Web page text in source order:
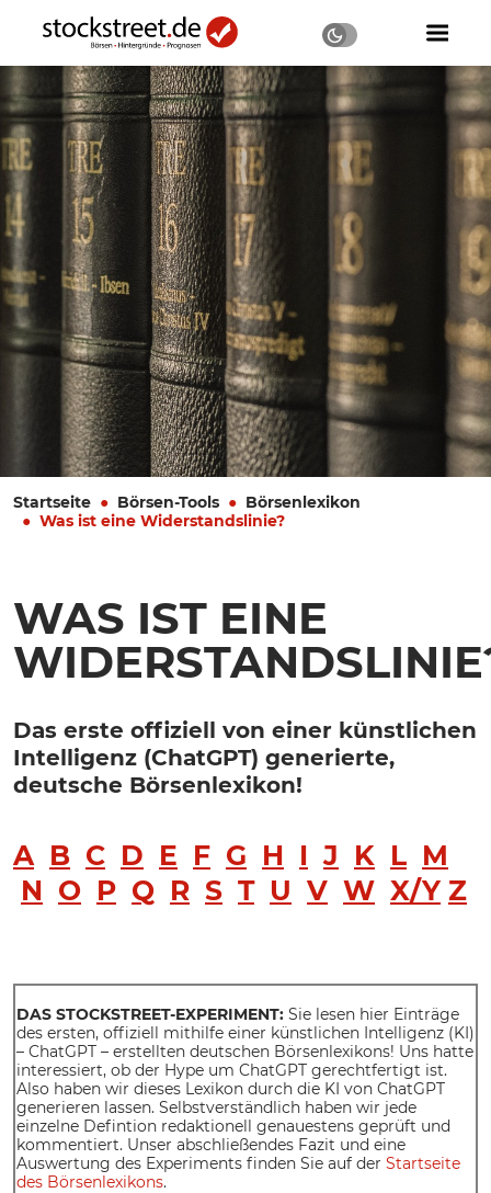
Startseite Börsen-Tools
Börsenlexikon
Was ist eine Widerstandslinie?
WAS IST EINE
Das erste offiziell von einer künstlichen
Intelligenz (ChatGPT) generierte,
deutsche Börsenlexikon!
A B C D E F G H I J K L M
N O P Q R S T U V W X/Y Z
DAS STOCKSTREET-EXPERIMENT: Sie lesen hier Einträge
des ersten, offiziell mithilfe einer künstlichen Intelligenz (KI)
– ChatGPT – erstellten deutschen Börsenlexikons! Uns hatte
interessiert, ob der Hype um ChatGPT gerechtfertigt ist.
Also haben wir dieses Lexikon durch die KI von ChatGPT
generieren lassen. Selbstverständlich haben wir jede
einzelne Defintion redaktionell genauestens geprüft und
kommentiert. Unser abschließendes Fazit und eine
Auswertung des Experiments finden Sie auf der Startseite
des Börsenlexikons.